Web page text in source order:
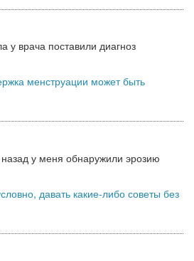
у врача поставили диагноз
менструации может быть
у меня обнаружили эрозию
давать какие-либо советы без